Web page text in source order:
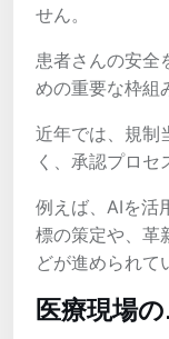
せん。
患者さんの安全
めの重要な枠組
近年では、規制
く、承認プロセ
例えば、AIを活
標の策定や、革
どが進められて
医療現場